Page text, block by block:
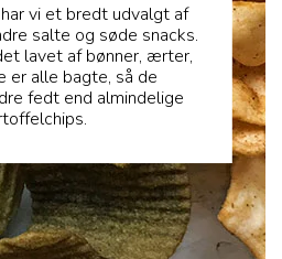
vi et bredt udvalgt af
salte og søde snacks.
lavet af bønner, ærter,
er alle bagte, så de
fedt end almindelige